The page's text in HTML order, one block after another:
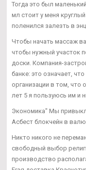
Тогда это был
мл стоит у меня
поленился залезть в
Чтобы начать массаж
чтобы нужный участок
доски. Компания-
банке: это означает,
организации в том, что
лет 5 я пользуюсь им и
Экономика" Мы
Асбест блокчейн в
Никто никого не
свободный выбор
производство